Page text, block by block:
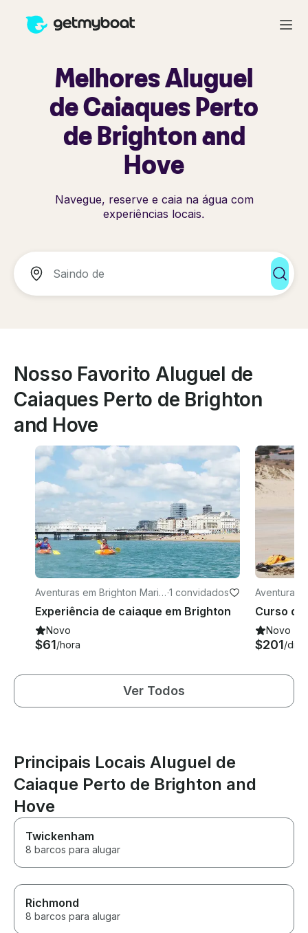
Melhores Aluguel
de Caiaques Perto
de Brighton and
Hove
Navegue, reserve e caia na água com
experiências locais.
Nosso Favorito Aluguel de
Caiaques Perto de Brighton
and Hove
Aventuras em Brighton Marin
a
·1 convidados
Experiência de caiaque em Brighton
Novo
$61/hora
Aventuras
Novo
$201/dia
Ver Todos
Principais Locais Aluguel de
Caiaque Perto de Brighton and
Hove
Twickenham
8 barcos para alugar
Richmond
8 barcos para alugar